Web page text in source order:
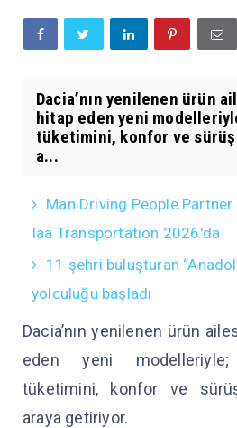
Dacia’nın yenilenen ürün
hitap eden yeni
tüketimini, konfor ve
a...
Man Driving People Partner
Iaa Transportation 2026'da
11 şehri buluşturan
yolculuğu başladı
Dacia’nın yenilenen ürün
eden yeni
tüketimini, konfor ve
araya getiriyor.